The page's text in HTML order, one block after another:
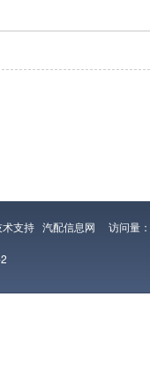
支持 汽配信息网 访问量